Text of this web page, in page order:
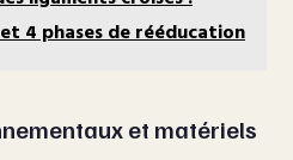
4 phases de rééducation
et matériels